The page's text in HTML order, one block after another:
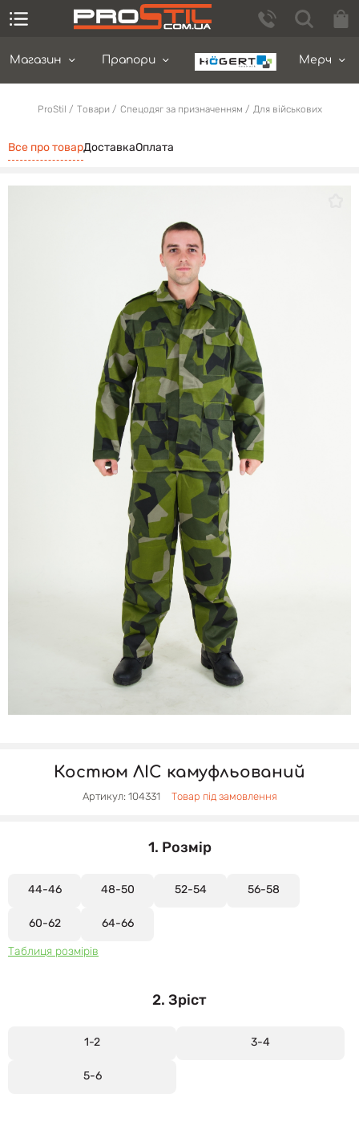
Магазин Прапори Мерч
ProStil Товари Спецодяг за призначенням Для військових
Все про товарДоставкаОплата
Костюм ЛІС камуфльований
Артикул: 104331 Товар під замовлення
1. Розмір
44-46 48-50 52-54 56-58
60-62 64-66
Таблиця розмірів
2. Зріст
1-2 3-4
5-6